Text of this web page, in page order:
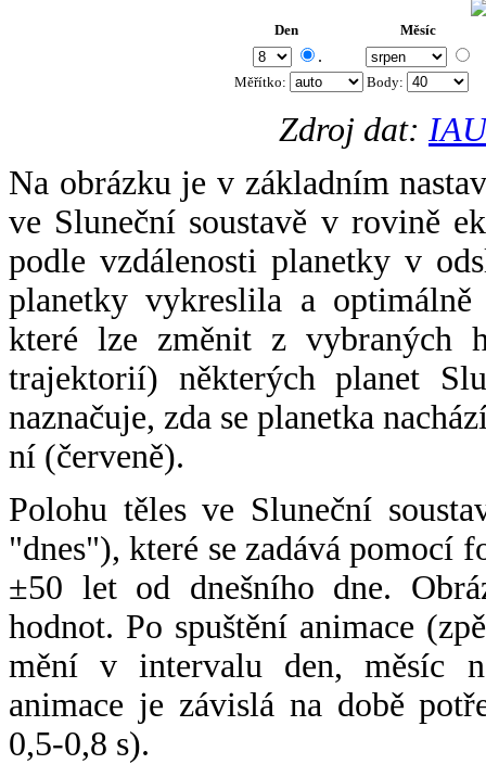
Den Měsíc
.
Měřítko: Body:
Zdroj dat:
Na obrázku je v základním
ve Sluneční soustavě v rovině
podle vzdálenosti planetky v
planetky vykreslila a
které lze změnit z vybraných
trajektorií) některých planet
naznačuje, zda se planetka
ní (červeně).
Polohu těles ve Sluneční
"dnes"), které se zadává pomocí
±50 let od dnešního dne.
hodnot. Po spuštění animace
mění v intervalu den, měsíc
animace je závislá na době
0,5-0,8 s).